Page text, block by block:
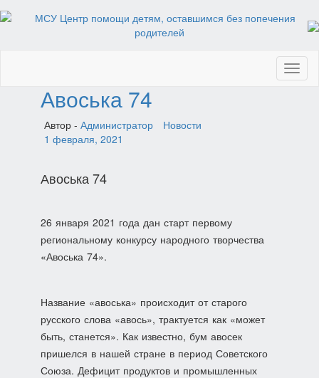
Авоська 74
Автор - Администратор
Новости
1 февраля, 2021
Авоська 74
26 января 2021 года дан старт первому
региональному конкурсу народного творчества
«Авоська 74».
Название «авоська» происходит от старого
русского слова «авось», трактуется как «может
быть, станется». Как известно, бум авосек
пришелся в нашей стране в период Советского
Союза. Дефицит продуктов и промышленных